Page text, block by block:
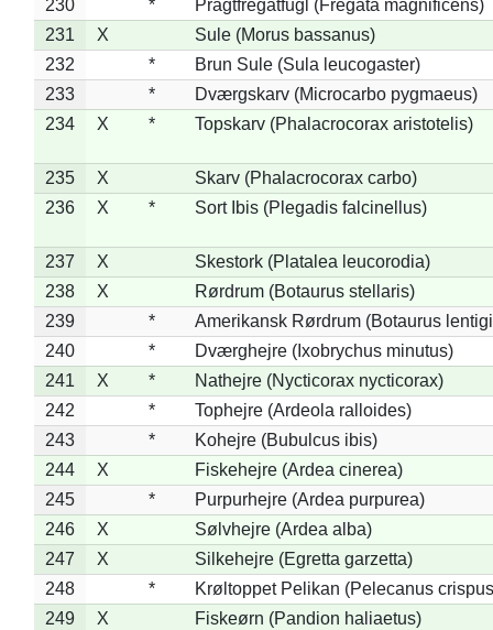
230 *
Pragtfregatfugl (Fregata magnificens)
231
X
Sule (Morus bassanus)
232
*
Brun Sule (Sula leucogaster)
233
*
Dværgskarv (Microcarbo pygmaeus)
234
X * Topskarv (Phalacrocorax aristotelis)
235 X
Skarv (Phalacrocorax carbo)
236
X * Sort Ibis (Plegadis falcinellus)
237 X
Skestork (Platalea leucorodia)
238
X
Rørdrum (Botaurus stellaris)
239
*
Amerikansk Rørdrum (Botaurus
240
*
Dværghejre (Ixobrychus minutus)
241
X *
Nathejre (Nycticorax nycticorax)
242
*
Tophejre (Ardeola ralloides)
243
*
Kohejre (Bubulcus ibis)
244
X
Fiskehejre (Ardea cinerea)
245
*
Purpurhejre (Ardea purpurea)
246
X
Sølvhejre (Ardea alba)
247
X
Silkehejre (Egretta garzetta)
248
*
Krøltoppet Pelikan (Pelecanus
249
X
Fiskeørn (Pandion haliaetus)